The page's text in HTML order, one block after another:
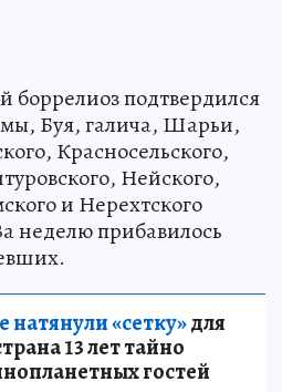
боррелиоз подтвердился
Буя, галича, Шарьи,
Красносельского,
Нейского,
и Нерехтского
неделю прибавилось
«сетку»для
13 лет тайно
гостей